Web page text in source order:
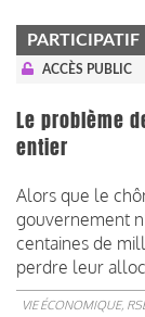
PARTICIPATIF
ACCÈS PUBLIC
Le problème
entier
Alors que le
gouvernement
centaines de
perdre leur
VIE ÉCONOMIQUE,